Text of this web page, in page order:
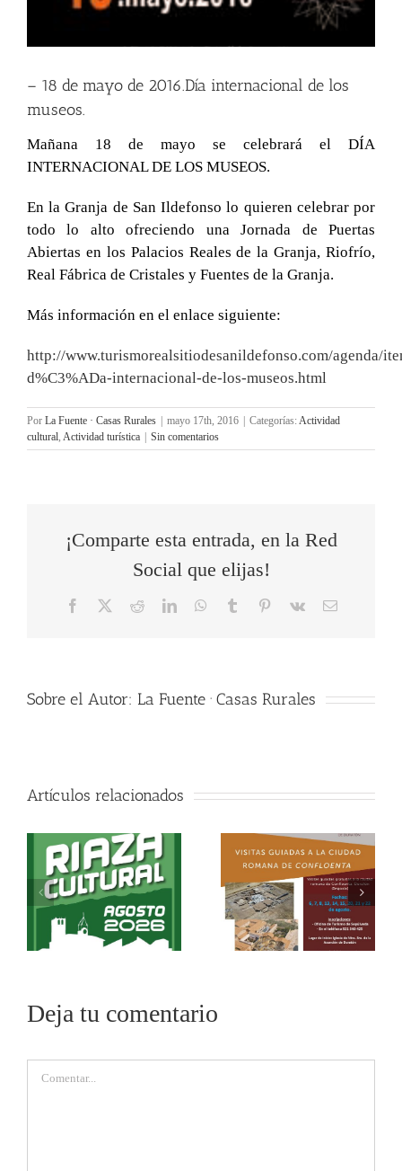
– 18 de mayo de 2016.Día internacional de los
museos.
Mañana 18 de mayo se celebrará el DÍA
INTERNACIONAL DE LOS MUSEOS.
En la Granja de San Ildefonso lo quieren celebrar por
todo lo alto ofreciendo una Jornada de Puertas
Abiertas en los Palacios Reales de la Granja, Riofrío,
Real Fábrica de Cristales y Fuentes de la Granja.
Más información en el enlace siguiente:
http://www.turismorealsitiodesanildefonso.com/agenda/
d%C3%ADa-internacional-de-los-museos.html
Por La Fuente · Casas Rurales mayo 17th, 2016 Categorías:Actividad
cultural, Actividad turística Sin comentarios
¡Comparte esta entrada, en la Red
Social que elijas!
Facebook RedditLinkedInWhatsApp
Tumblr Pinterest
Vk
Correo
Sobre el Autor: La Fuente · Casas Rurales
Artículos relacionados
Deja tu comentario
Comentar